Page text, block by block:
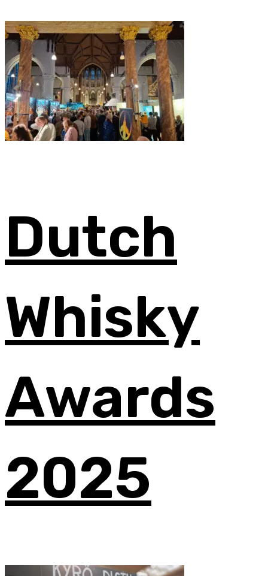
Dutch
Whisky
Awards
2025